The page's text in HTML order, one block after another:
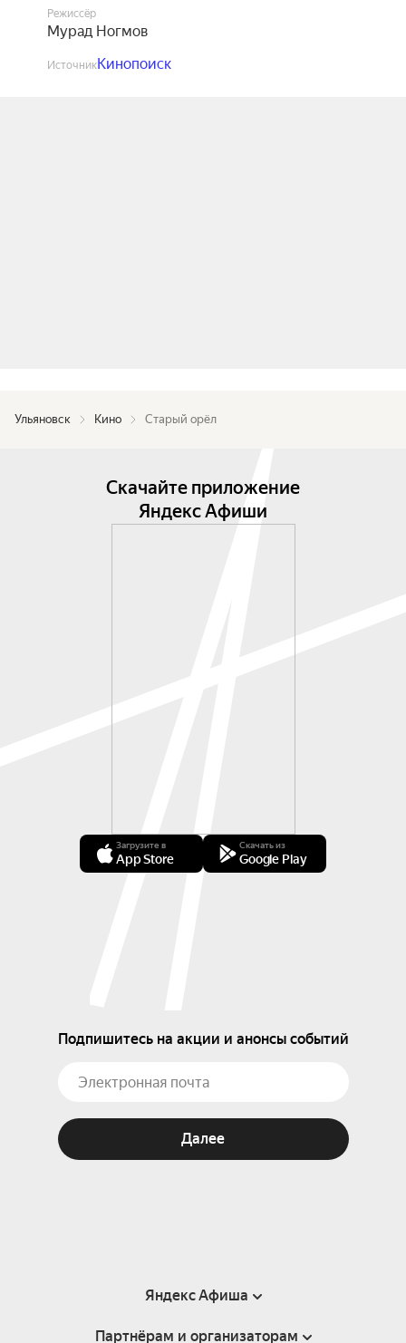
Режиссёр
Мурад Ногмов
ИсточникКинопоиск
Ульяновск Кино Старый орёл
Скачайте приложение
Яндекс Афиши
Загрузите в
App Store
Скачать из
Google Play
Подпишитесь на акции и анонсы событий
Далее
Яндекс Афиша
Справка
Партнёрам и организаторам